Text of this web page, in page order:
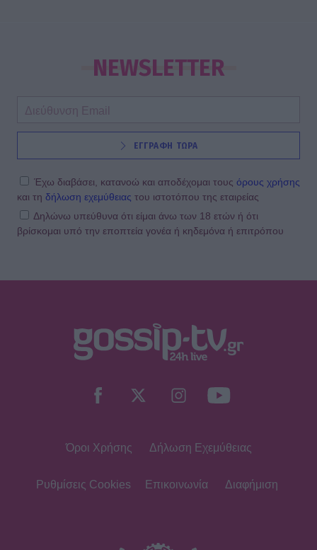
NEWSLETTER
ΕΓΓΡΑΦΗ ΤΩΡΑ
Έχω διαβάσει, κατανοώ και αποδέχομαι τους όρους χρήσης
και τη δήλωση εχεμύθειας του ιστοτόπου της εταιρείας
Δηλώνω υπεύθυνα ότι είμαι άνω των 18 ετών ή ότι
βρίσκομαι υπό την εποπτεία γονέα ή κηδεμόνα ή επιτρόπου
Όροι Χρήσης Δήλωση Εχεμύθειας
Ρυθμίσεις Cookies Επικοινωνία Διαφήμιση